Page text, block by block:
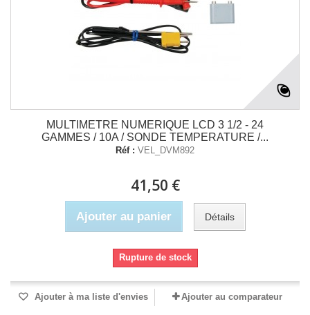
MULTIMETRE NUMERIQUE LCD 3 1/2 - 24
GAMMES / 10A / SONDE TEMPERATURE /...
Réf : VEL_DVM892
41,50 €
Ajouter au panier Détails
Rupture de stock
Ajouter à ma liste d'envies Ajouter au comparateur